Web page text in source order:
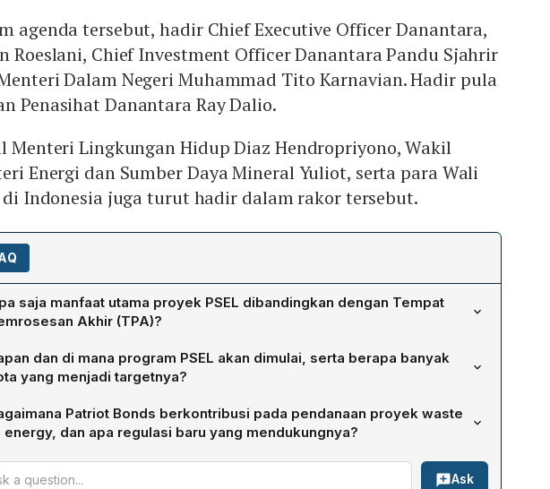
agenda tersebut, hadir Chief Executive Officer Danantara,
Roeslani, Chief Investment Officer Danantara Pandu Sjahrir
Dalam Negeri Muhammad Tito Karnavian. Hadir pula
Penasihat Danantara Ray Dalio.
Menteri Lingkungan Hidup Diaz Hendropriyono, Wakil
Energi dan Sumber Daya Mineral Yuliot, serta para Wali
di Indonesia juga turut hadir dalam rakor tersebut.
saja manfaat utama proyek PSEL dibandingkan dengan Tempat
Akhir (TPA)?
Rosan menjelaskan bahwa proyek PSEL mengurangi emisi gas rumah kaca 50‑90%
dibanding TPA, menghilangkan bau menyengat serta pencemaran tanah akibat lindi,
memberdayakan sekitar 20.000 rumah dengan energi terbarukan per unit,
hingga 90% lahan sehingga dapat dialokasikan untuk aktivitas ekonomi
meningkatkan nilai tanah, serta menciptakan kebersihan lahan yang
krisis sampah dan perubahan iklim.
dan di mana program PSEL akan dimulai, serta berapa banyak
yang menjadi targetnya?
Program PSEL akan diluncurkan pada akhir Oktober di 4‑5 wilayah Jakarta,
kemudian dilanjutkan ke Kota Surabaya dan Surakarta. Secara keseluruhan, inisiatif
ini menargetkan 33 kota di seluruh Indonesia untuk mengimplementasikan teknologi
to energy sebagai bagian dari strategi nasional pengelolaan sampah.
Patriot Bonds berkontribusi pada pendanaan proyek waste
energy, dan apa regulasi baru yang mendukungnya?
mengeluarkan Patriot Bonds untuk menghimpun dana hingga
3,1 miliar (sekitar Rp 50 triliun) yang dialokasikan ke proyek strategis, termasuk
Ask